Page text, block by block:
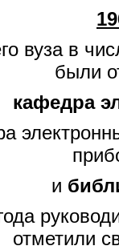
вуза в
были
кафедра
и
отметили